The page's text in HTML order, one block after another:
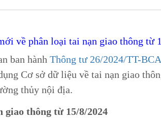
về phân loại tai nạn giao thông từ
ban hành Thông tư 26/2024/TT-BCA
Cơ sở dữ liệu về tai nạn giao
thủy nội địa.
thông từ 15/8/2024